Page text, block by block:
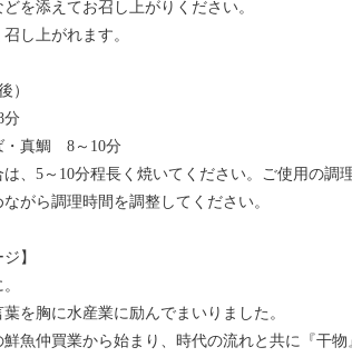
を添えてお召し上がりください。
し上がれます。
）
分
・真鯛 8～10分
、5～10分程長く焼いてください。ご使用の調
がら調理時間を調整してください。
】
を胸に水産業に励んでまいりました。
魚仲買業から始まり、時代の流れと共に『干物